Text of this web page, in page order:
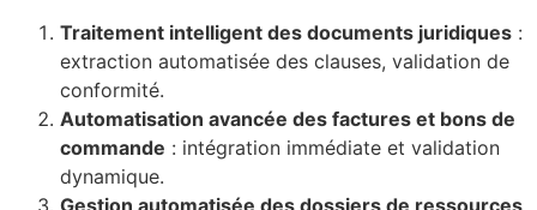
Traitement intelligent des documents juridiques :
extraction automatisée des clauses, validation de
conformité.
Automatisation avancée des factures et bons de
commande : intégration immédiate et validation
dynamique.
Gestion automatisée des dossiers de ressources